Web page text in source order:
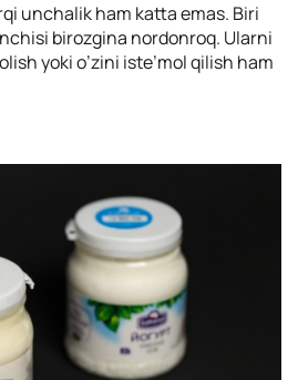
unchalik ham katta emas. Biri
birozgina nordonroq. Ularni
yoki o’zini iste’mol qilish ham